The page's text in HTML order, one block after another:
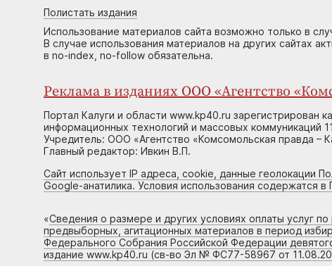
Полистать издания
Использование материалов сайта возможно только в
В случае использования материалов на других сайтах
в no-index, no-follow обязательна.
Реклама в изданиях ООО «Агентство
Портал Калуги и области www.kp40.ru зарегистрирован
информационных технологий и массовых коммуникаций
Учредитель: ООО «Агентство «Комсомольская правда –
Главный редактор: Ивкин В.П.
Сайт использует IP адреса, cookie, данные геолокации
Google-анатилика. Условия использования содержатся
«Сведения о размере и других условиях оплаты услуг
предвыборных, агитационных материалов в период
Федерального Собрания Российской Федерации
издание www.kp40.ru (св-во Эл № ФС77-58967 от